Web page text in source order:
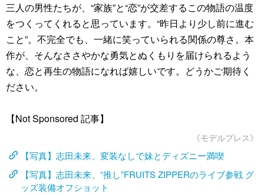
三人の男性たちが、“家族”と“恋”が交差するこの物語の温度
をつくってくれると思っています。“昨日より少し前に進む
こと”。不完全でも、一緒に笑っていられる関係の尊さ。本
作が、そんなささやかな勇気とぬくもりを届けられるよう
な、恋と再生の物語になれば嬉しいです。どうかご期待く
ださい。
【Not Sponsored 記事】
《モデルプレス》
【写真】志田未来、変装なしで妹とディズニー満喫
【写真】志田未来、“推し”FRUITS ZIPPERのライブ参戦 グ
ッズ装備オフショット